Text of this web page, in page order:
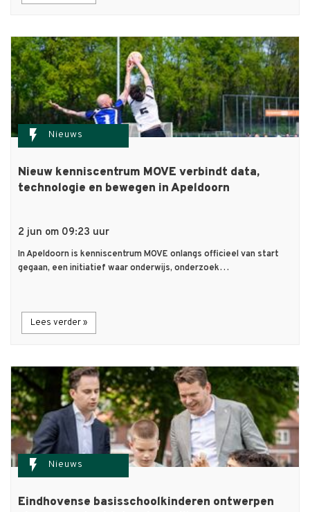
flash_on Nieuws
Nieuw kenniscentrum MOVE verbindt data,
technologie en bewegen in Apeldoorn
2 jun om 09:23 uur
In Apeldoorn is kenniscentrum MOVE onlangs officieel van start
gegaan, een initiatief waar onderwijs, onderzoek…
Lees verder »
flash_on Nieuws
Eindhovense basisschoolkinderen ontwerpen